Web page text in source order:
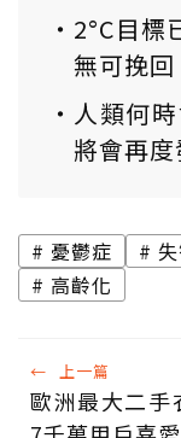
2°C目標
無可挽回
人類何
將會再度
憂鬱症
高齡化
← 上一篇
歐洲最大二